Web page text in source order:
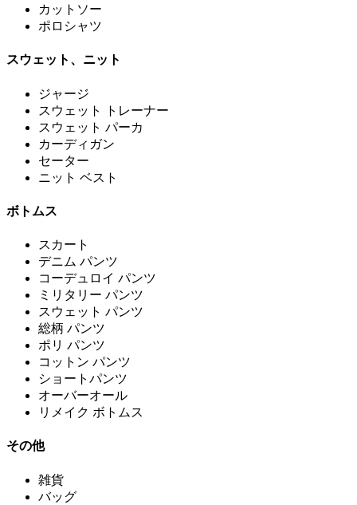
カットソー
ポロシャツ
スウェット、ニット
ジャージ
スウェット トレーナー
スウェット パーカ
カーディガン
セーター
ニット ベスト
ボトムス
スカート
デニム パンツ
コーデュロイ パンツ
ミリタリー パンツ
スウェット パンツ
総柄 パンツ
ポリ パンツ
コットン パンツ
ショートパンツ
オーバーオール
リメイク ボトムス
その他
雑貨
バッグ